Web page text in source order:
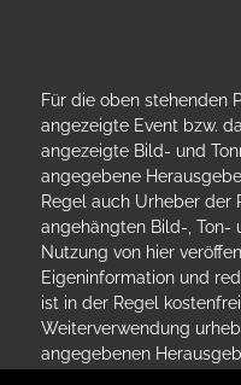
Für die oben stehenden
angezeigte Event bzw.
angezeigte Bild- und
angegebene
Regel auch Urheber der
angehängten Bild-, Ton-
Nutzung von hier
Eigeninformation und
ist in der Regel
Weiterverwendung
angegebenen